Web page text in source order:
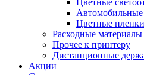
Цветные
Цветные
Расходные материалы
Прочее к принтеру
Дистанционные
Акции